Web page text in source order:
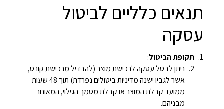
תנאים כלליים לביטול
עסקה
תקופת הביטול:
ניתן לבטל עסקה לרכישת מוצר (להבדיל מרכישת קורס,
אשר לגביו ישנה מדיניות ביטולים נפרדת) תוך 48 שעות
ממועד קבלת המוצר או קבלת מסמך הגילוי, המאוחר
מבניהם.